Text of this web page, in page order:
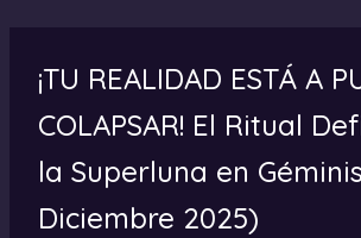
¡TU REALIDAD ESTÁ A
COLAPSAR! El Ritual
la Superluna en
Diciembre 2025)